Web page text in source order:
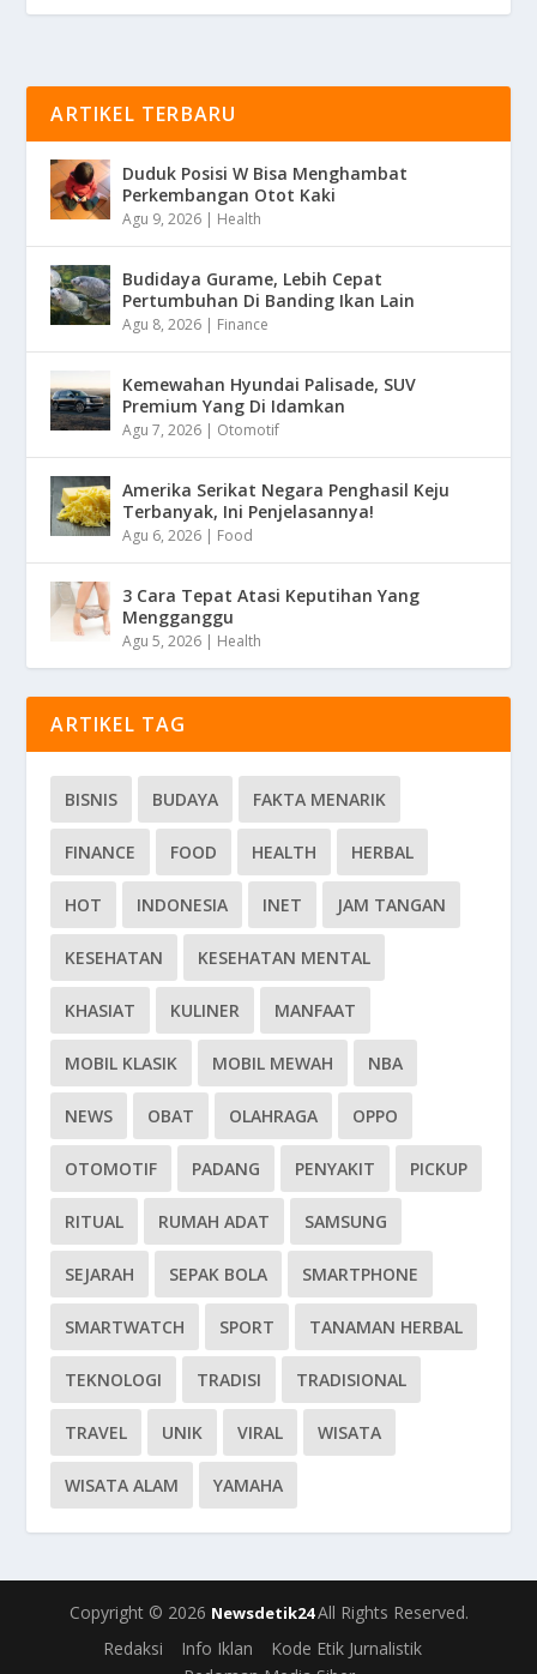
ARTIKEL TERBARU
Duduk Posisi W Bisa Menghambat
Perkembangan Otot Kaki
Agu 9, 2026 | Health
Budidaya Gurame, Lebih Cepat
Pertumbuhan Di Banding Ikan Lain
Agu 8, 2026 | Finance
Kemewahan Hyundai Palisade, SUV
Premium Yang Di Idamkan
Agu 7, 2026 | Otomotif
Amerika Serikat Negara Penghasil Keju
Terbanyak, Ini Penjelasannya!
Agu 6, 2026 | Food
3 Cara Tepat Atasi Keputihan Yang
Mengganggu
Agu 5, 2026 | Health
ARTIKEL TAG
BISNIS BUDAYA FAKTA MENARIK
FINANCE FOOD HEALTH HERBAL
HOT INDONESIA INET JAM TANGAN
KESEHATAN KESEHATAN MENTAL
KHASIAT KULINER MANFAAT
MOBIL KLASIK MOBIL MEWAH NBA
NEWS OBAT OLAHRAGA OPPO
OTOMOTIF PADANG PENYAKIT PICKUP
RITUAL RUMAH ADAT SAMSUNG
SEJARAH SEPAK BOLA SMARTPHONE
SMARTWATCH SPORT TANAMAN HERBAL
TEKNOLOGI TRADISI TRADISIONAL
TRAVEL UNIK VIRAL WISATA
WISATA ALAM YAMAHA
Copyright © 2026 Newsdetik24All Rights Reserved.
Redaksi
Info Iklan
Kode Etik Jurnalistik